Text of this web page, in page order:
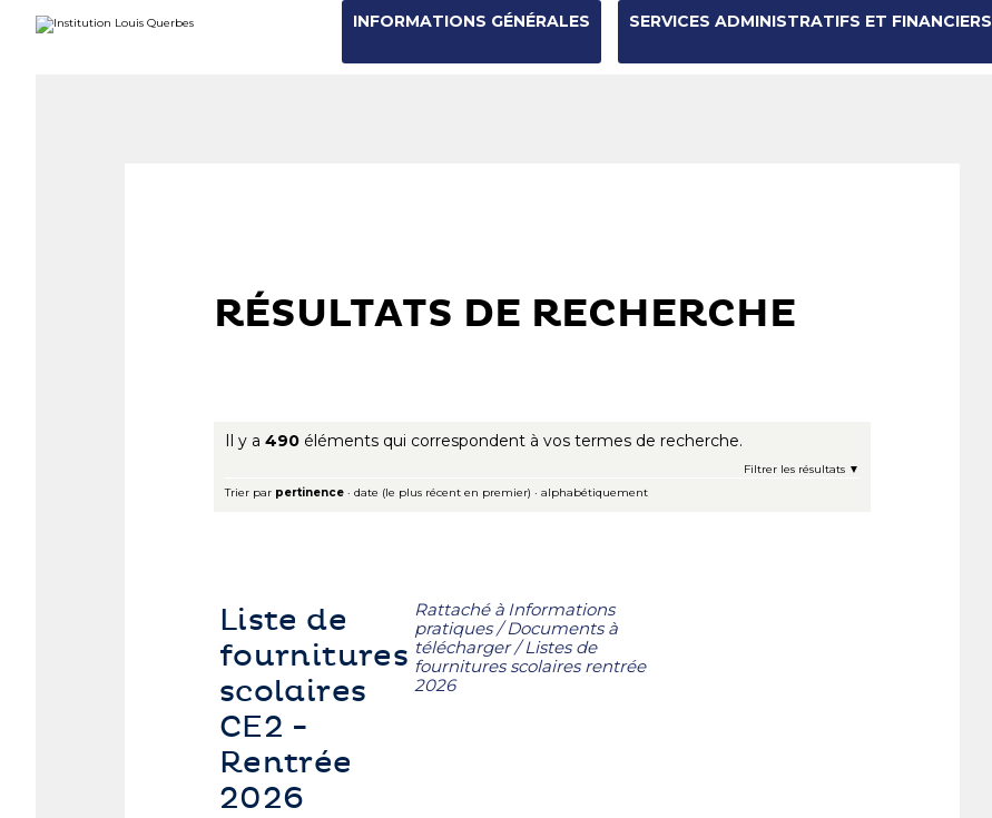
contenu.
personnels
INFORMATIONS GÉNÉRALES SERVICES ADMINISTRATIFS ET FINANCIERS
RÉSULTATS DE RECHERCHE
Il y a 490 éléments qui correspondent à vos termes de recherche.
Filtrer les résultats
Trier par pertinence · date (le plus récent en premier) · alphabétiquement
Rattaché à Informations
pratiques /Documents à
télécharger /Listes de
fournitures scolaires rentrée
2026
Liste de
fournitures
scolaires
CE2 -
Rentrée
2026